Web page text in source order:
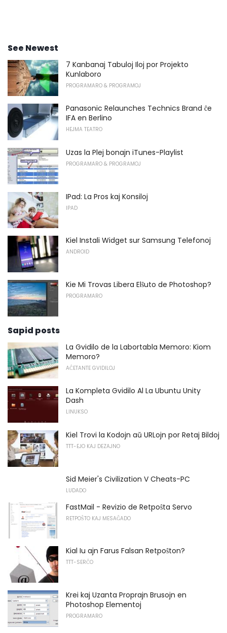
See Newest
7 Kanbanaj Tabuloj Iloj por Projekto
Kunlaboro
PROGRAMARO & PROGRAMOJ
Panasonic Relaunches Technics Brand ĉe
IFA en Berlino
HEJMA TEATRO
Uzas la Plej bonajn iTunes-Playlist
PROGRAMARO & PROGRAMOJ
IPad: La Pros kaj Konsiloj
IPAD
Kiel Instali Widget sur Samsung Telefonoj
ANDROID
Kie Mi Trovas Libera Elŝuto de Photoshop?
PROGRAMARO
Sapid posts
La Gvidilo de la Labortabla Memoro: Kiom
Memoro?
AĈETANTE GVIDILOJ
La Kompleta Gvidilo Al La Ubuntu Unity
Dash
LINUKSO
Kiel Trovi la Kodojn aŭ URLojn por Retaj Bildoj
TTT-EJO KAJ DEZAJNO
Sid Meier's Civilization V Cheats-PC
LUDADO
FastMail - Revizio de Retpoŝta Servo
RETPOŜTO KAJ MESAĜADO
Kial Iu ajn Farus Falsan Retpoŝton?
TTT-SERĈO
Krei kaj Uzanta Proprajn Brusojn en
Photoshop Elementoj
PROGRAMARO